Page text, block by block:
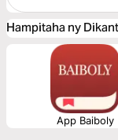
Hampitaha ny
App Baiboly